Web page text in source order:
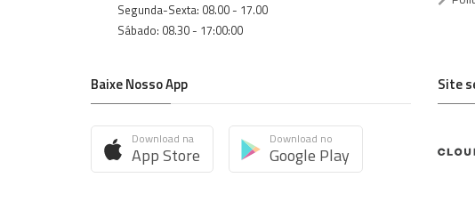
Segunda-Sexta: 08.00 - 17.00
Sábado: 08.30 - 17:00:00
Baixe Nosso App
Download na
App Store
Download no
Google Play
Site